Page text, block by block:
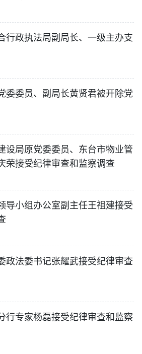
行政执法局副局长、一级主办支
委委员、副局长黄贤君被开除党
设局原党委委员、东台市物业管
荣接受纪律审查和监察调查
导小组办公室副主任王祖建接受
政法委书记张耀武接受纪律审查
行专家杨磊接受纪律审查和监察